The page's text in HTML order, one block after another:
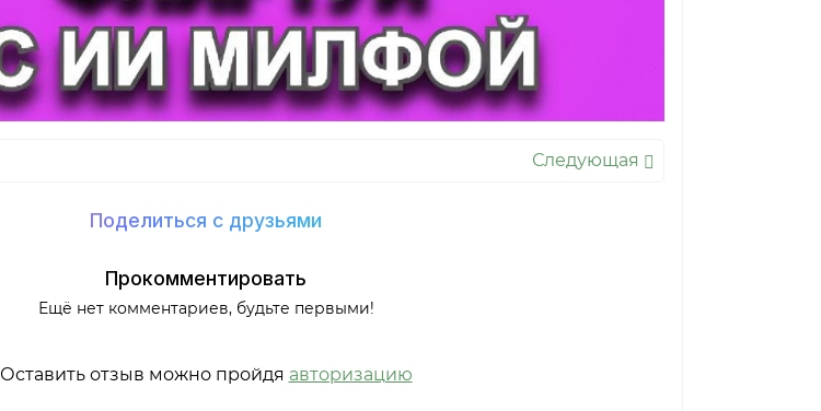
Следующая
Поделиться с друзьями
Прокомментировать
Ещё нет комментариев, будьте первыми!
Оставить отзыв можно пройдя авторизацию